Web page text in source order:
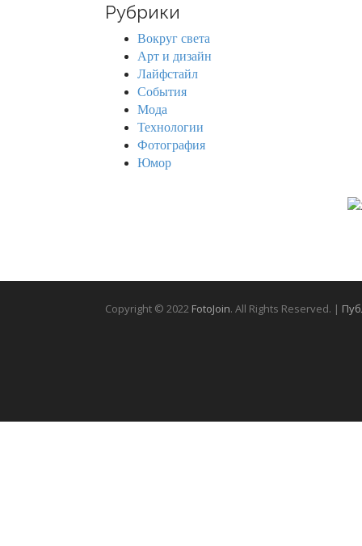
c
Рубрики
Вокруг света
Арт и дизайн
Лайфстайл
События
Мода
Технологии
Фотография
Юмор
Copyright © 2022 FotoJoin. All Rights Reserved. |